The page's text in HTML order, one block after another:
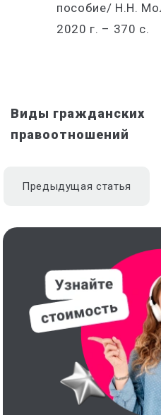
пособие/ Н.Н.
2020 г. – 370 с.
Виды гражданских
правоотношений
Предыдущая статья